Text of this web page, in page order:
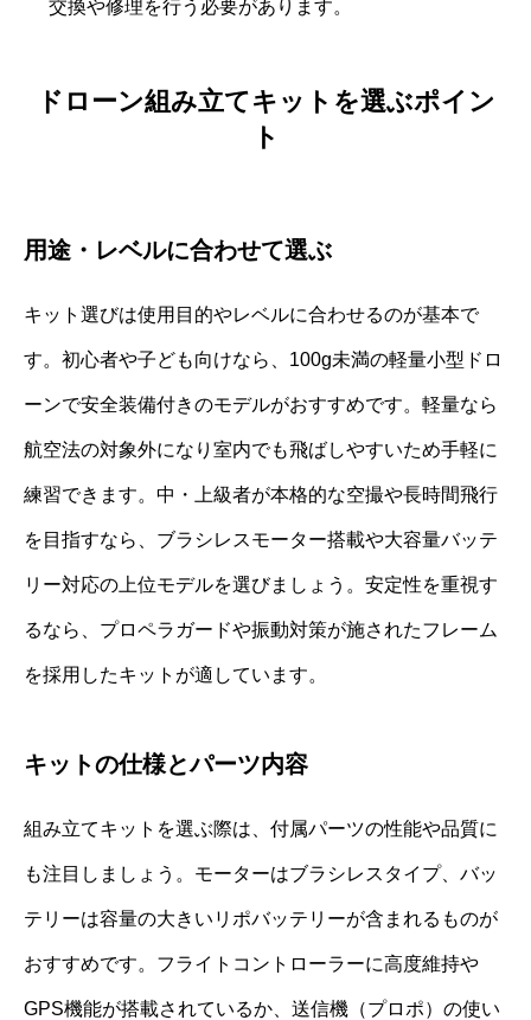
交換や修理を行う必要があります。
ドローン組み立てキットを選ぶポイン
ト
用途・レベルに合わせて選ぶ
キット選びは使用目的やレベルに合わせるのが基本で
す。初心者や子ども向けなら、100g未満の軽量小型ドロ
ーンで安全装備付きのモデルがおすすめです。軽量なら
航空法の対象外になり室内でも飛ばしやすいため手軽に
練習できます。中・上級者が本格的な空撮や長時間飛行
を目指すなら、ブラシレスモーター搭載や大容量バッテ
リー対応の上位モデルを選びましょう。安定性を重視す
るなら、プロペラガードや振動対策が施されたフレーム
を採用したキットが適しています。
キットの仕様とパーツ内容
組み立てキットを選ぶ際は、付属パーツの性能や品質に
も注目しましょう。モーターはブラシレスタイプ、バッ
テリーは容量の大きいリポバッテリーが含まれるものが
おすすめです。フライトコントローラーに高度維持や
GPS機能が搭載されているか、送信機（プロポ）の使い